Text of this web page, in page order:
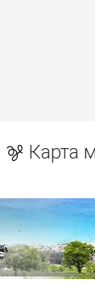
Карта